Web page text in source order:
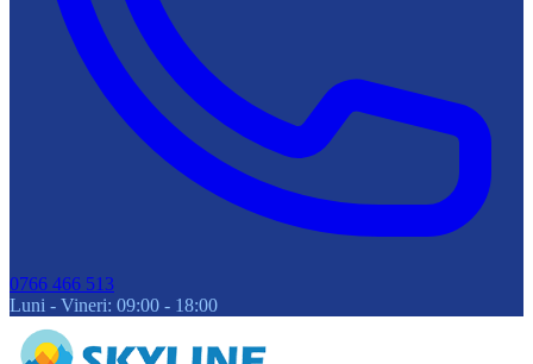
0766 466 513
Luni - Vineri: 09:00 - 18:00